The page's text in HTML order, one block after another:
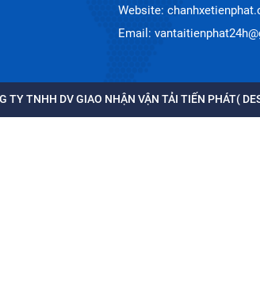
Website:
Email:
TY TNHH DV GIAO NHẬN VẬN TẢI TIẾN PHÁT(